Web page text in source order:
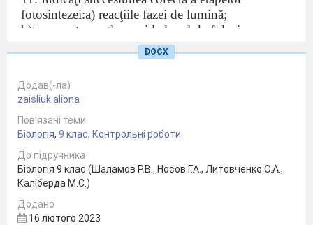
fotosintezei:a) reacţiile fazei de lumină;
b)transportarea glucozei la locul de folosire;
c)reacţiile fazei de întuneric; d)prinderea luminei
Nivelul 3
Indicaţi corespunderea.
Organitul
1.Nucleul
A. Serveşte ca sursă de
2. Cloroplastul
3. Mitocondria
C. Formarea compuşilor
4. Membrana celulară
Nivelul 4
1.Fotosinteza-
DOCX
Додав(-ла)
zaisliuk aliona
Пов’язані теми
Біологія, 9 клас, Контрольні роботи
До підручника
Біологія 9 клас (Шаламов Р.В., Носов Г.А., Литовченко О.А.,
Каліберда М.С.)
Додано
16 лютого 2023